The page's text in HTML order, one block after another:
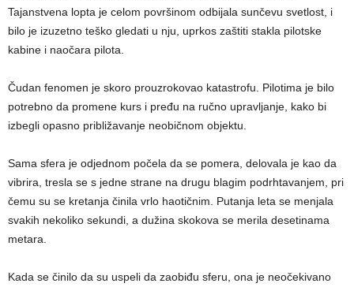
Tajanstvena lopta je celom površinom odbijala sunčevu svetlost, i
bilo je izuzetno teško gledati u nju, uprkos zaštiti stakla pilotske
kabine i naočara pilota.
Čudan fenomen je skoro prouzrokovao katastrofu. Pilotima je bilo
potrebno da promene kurs i pređu na ručno upravljanje, kako bi
izbegli opasno približavanje neobičnom objektu.
Sama sfera je odjednom počela da se pomera, delovala je kao da
vibrira, tresla se s jedne strane na drugu blagim podrhtavanjem, pri
čemu su se kretanja činila vrlo haotičnim. Putanja leta se menjala
svakih nekoliko sekundi, a dužina skokova se merila desetinama
metara.
Kada se činilo da su uspeli da zaobiđu sferu, ona je neočekivano